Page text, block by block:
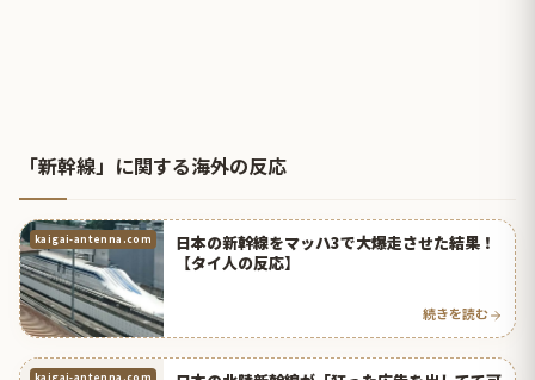
「新幹線」に関する海外の反応
kaigai-antenna.com
日本の新幹線をマッハ3で大爆走させた結果！
【タイ人の反応】
続きを読む
kaigai-antenna.com